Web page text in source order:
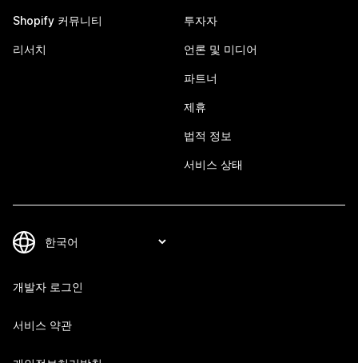
Shopify 커뮤니티
리서치
투자자
언론 및 미디어
파트너
제휴
법적 정보
서비스 상태
개발자 로그인
서비스 약관